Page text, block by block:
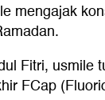
mengajak
Fitri, usmile
FCap